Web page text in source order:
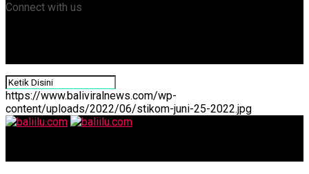
Connect with us
https://www.baliviralnews.com/wp-
content/uploads/2022/06/stikom-juni-25-2022.jpg